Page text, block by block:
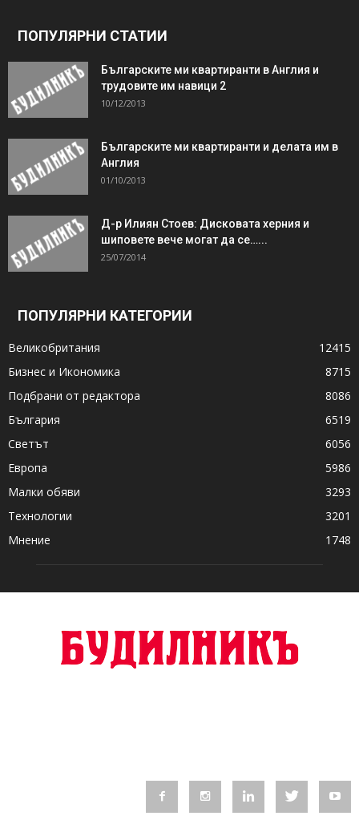
ПОПУЛЯРНИ СТАТИИ
Българските ми квартиранти в Англия и
трудовите им навици 2
10/12/2013
Българските ми квартиранти и делата им в
Англия
01/10/2013
Д-р Илиян Стоев: Дисковата херния и
шиповете вече могат да се…...
25/07/2014
ПОПУЛЯРНИ КАТЕГОРИИ
Великобритания
12415
Бизнес и Икономика
8715
Подбрани от редактора
8086
България
6519
Светът
6056
Европа
5986
Малки обяви
3293
Технологии
3201
Мнение
1748